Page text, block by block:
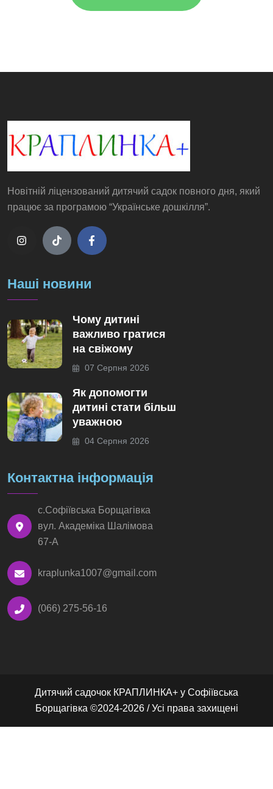
Новітній ліцензований дитячий садок повного дня, який
працює за програмою “Українське дошкілля”.
Наші новини
Чому дитині
важливо гратися
на свіжому
07 Серпня 2026
Як допомогти
дитині стати більш
уважною
04 Серпня 2026
Контактна інформація
с.Софіївська Борщагівка
вул. Академіка Шалімова
67-А
kraplunka1007@gmail.com
(066) 275-56-16
Дитячий садочок КРАПЛИНКА+ у Софіївська
Борщагівка ©2024-2026 / Усі права захищені